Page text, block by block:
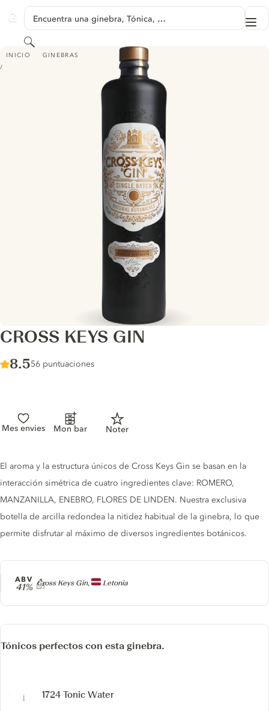
GINVENTORY
Encuentra una ginebra, Tónica, …
Buscar
INICIO GINEBRAS
CROSS KEYS GIN
CROSS KEYS GIN
Score :
8.5/ 10
56 puntuaciones
Mes envies Mon bar Noter
Producer
Cross Keys Gin, Letonia
ABV
41%
Gin description
El aroma y la estructura únicos de Cross Keys Gin se basan en la
interacción simétrica de cuatro ingredientes clave: ROMERO,
MANZANILLA, ENEBRO, FLORES DE LINDEN. Nuestra exclusiva
botella de arcilla redondea la nitidez habitual de la ginebra, lo que
permite disfrutar al máximo de diversos ingredientes botánicos.
Tónicos perfectos con esta ginebra.
1724 Tonic Water